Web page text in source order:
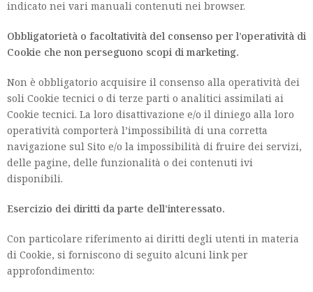
indicato nei vari manuali contenuti nei browser.
Obbligatorietà o facoltatività del consenso per l’operatività di
Cookie che non perseguono scopi di marketing.
Non è obbligatorio acquisire il consenso alla operatività dei
soli Cookie tecnici o di terze parti o analitici assimilati ai
Cookie tecnici. La loro disattivazione e/o il diniego alla loro
operatività comporterà l’impossibilità di una corretta
navigazione sul Sito e/o la impossibilità di fruire dei servizi,
delle pagine, delle funzionalità o dei contenuti ivi
disponibili.
Esercizio dei diritti da parte dell’interessato.
Con particolare riferimento ai diritti degli utenti in materia
di Cookie, si forniscono di seguito alcuni link per
approfondimento: